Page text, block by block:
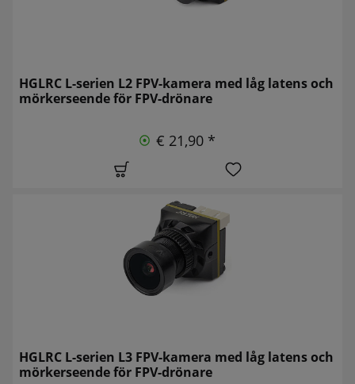
HGLRC L-serien L2 FPV-kamera med låg latens och
mörkerseende för FPV-drönare
€ 21,90 *
HGLRC L-serien L3 FPV-kamera med låg latens och
mörkerseende för FPV-drönare